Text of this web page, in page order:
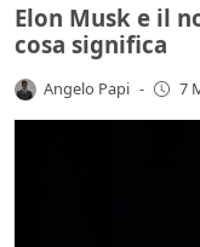
Elon Musk e il
cosa significa
Angelo Papi - 7